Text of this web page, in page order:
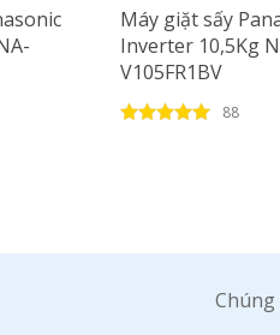
Máy giặt sấy
Inverter 10,5Kg
V105FR1BV
88